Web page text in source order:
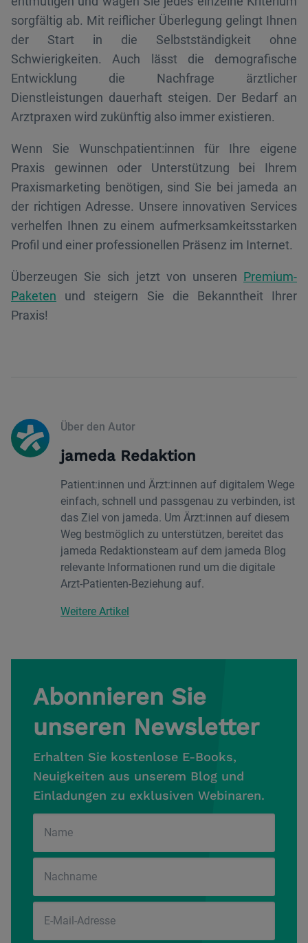
sorgfältig ab. Mit reiflicher Überlegung gelingt Ihnen
der Start in die Selbstständigkeit ohne
Schwierigkeiten. Auch lässt die demografische
Entwicklung die Nachfrage ärztlicher
Dienstleistungen dauerhaft steigen. Der Bedarf an
Arztpraxen wird zukünftig also immer existieren.
Wenn Sie Wunschpatient:innen für Ihre eigene
Praxis gewinnen oder Unterstützung bei Ihrem
Praxismarketing benötigen, sind Sie bei jameda an
der richtigen Adresse. Unsere innovativen Services
verhelfen Ihnen zu einem aufmerksamkeitsstarken
Profil und einer professionellen Präsenz im Internet.
Überzeugen Sie sich jetzt von unseren Premium-
Paketen und steigern Sie die Bekanntheit Ihrer
Praxis!
Über den Autor
jameda Redaktion
Patient:innen und Ärzt:innen auf digitalem Wege
einfach, schnell und passgenau zu verbinden, ist
das Ziel von jameda. Um Ärzt:innen auf diesem
Weg bestmöglich zu unterstützen, bereitet das
jameda Redaktionsteam auf dem jameda Blog
relevante Informationen rund um die digitale
Arzt-Patienten-Beziehung auf.
Weitere Artikel
Abonnieren Sie
unseren Newsletter
Erhalten Sie kostenlose E-Books,
Neuigkeiten aus unserem Blog und
Einladungen zu exklusiven Webinaren.